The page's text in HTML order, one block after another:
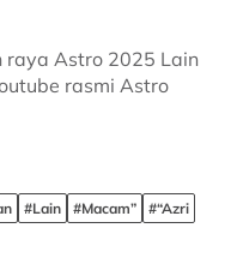
raya Astro 2025 Lain
rasmi Astro
#Lain #Macam”
#“Azri